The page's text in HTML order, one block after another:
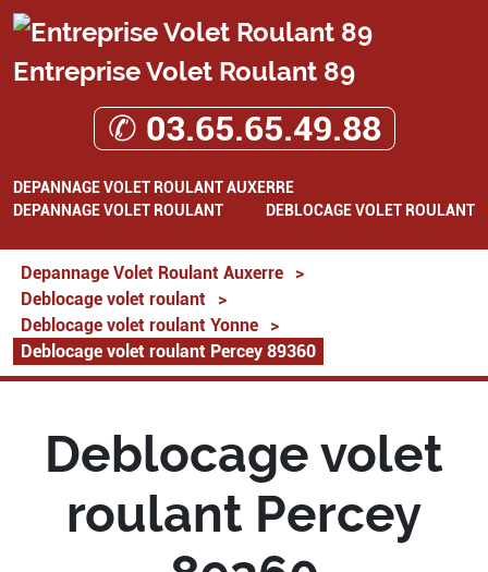
Entreprise Volet Roulant 89
✆ 03.65.65.49.88
DEPANNAGE VOLET ROULANT AUXERRE
DEPANNAGE VOLET ROULANT
DEBLOCAGE VOLET ROULANT
Depannage Volet Roulant Auxerre
>
Deblocage volet roulant
>
Deblocage volet roulant Yonne
>
Deblocage volet roulant Percey 89360
Deblocage volet
roulant Percey